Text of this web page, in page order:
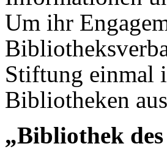
Um ihr
Stiftung einmal
Bibliotheken
„Bibliothek